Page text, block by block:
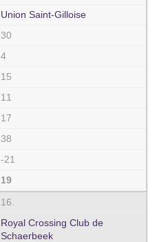
Union Saint-Gilloise
30
4
15
11
17
38
-21
19
16.
Royal Crossing Club de
Schaerbeek